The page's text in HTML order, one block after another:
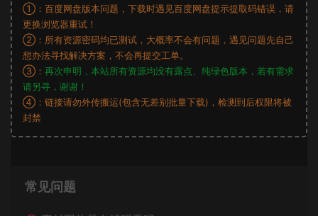
①：百度网盘版本问题，下载时遇见百度网盘提示提取码错误，请
更换浏览器重试！
②：所有资源密码均已测试，大概率不会有问题，遇见问题先自己
想办法寻找解决方案，不会再提交工单。
③： 再次申明，本站所有资源均没有露点、纯绿色版本，若有需求
请另寻，谢谢！
④：链接请勿外传搬运(包含无差别批量下载)，检测到后权限将被
封禁
常见问题